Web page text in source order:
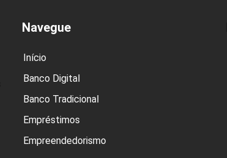
Navegue
Início
Banco Digital
Banco Tradicional
Empréstimos
Empreendedorismo